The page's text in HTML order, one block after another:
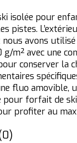
isolée pour
pistes.
avons
m² avec une
conserver la
fluo amovible,
pour forfait de
profiter au